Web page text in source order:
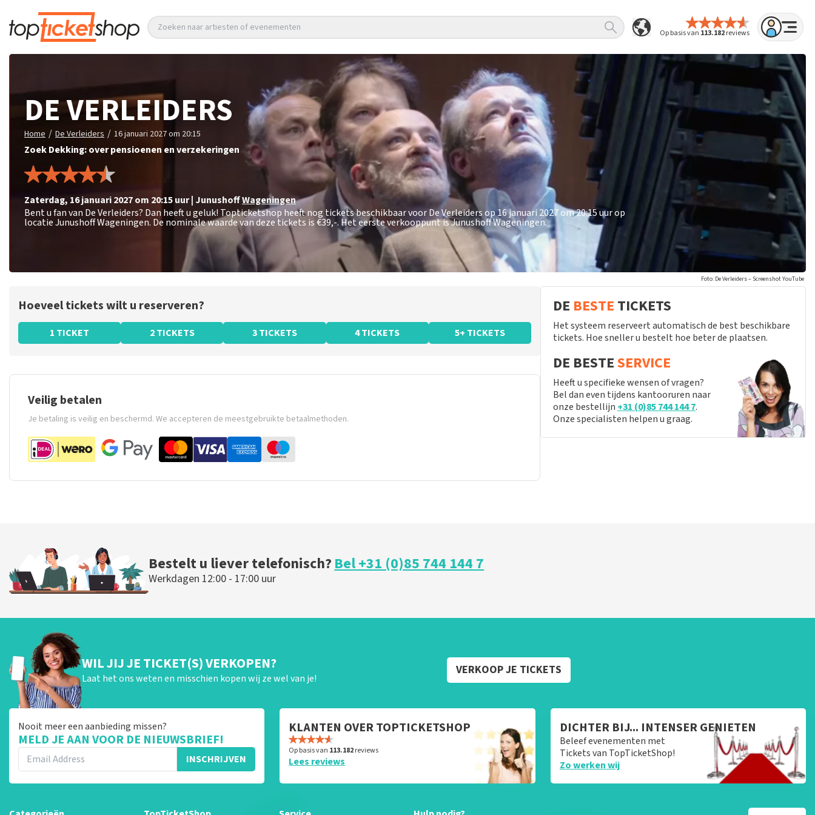
Op basis van 113.182reviews
Zoeken naar artiesten of evenementen
DE VERLEIDERS
Home / De Verleiders / 16 januari 2027 om 20:15
Zoek Dekking: over pensioenen en verzekeringen
zaterdag, 16 januari 2027 om 20:15uur| JunushoffWageningen
Bent u fan van De Verleiders? Dan heeft u geluk! Topticketshop heeft nog tickets beschikbaar voor De Verleiders op 16 januari 2027 om 20:15 uur op
locatie Junushoff Wageningen. De nominale waarde van deze tickets is€39,-. Het eerste verkooppunt is Junushoff Wageningen.
Foto: De Verleiders – Screenshot YouTube
Hoeveel tickets wilt u reserveren?
1 TICKET 2 TICKETS 3 TICKETS 4 TICKETS 5+ TICKETS
Veilig betalen
Je betaling is veilig en beschermd. We accepteren de meestgebruikte betaalmethoden.
DE BESTE TICKETS
Het systeem reserveert automatisch de best beschikbare
tickets. Hoe sneller u bestelt hoe beter de plaatsen.
DE BESTESERVICE
Heeft u specifieke wensen of vragen?
Bel dan even tijdens kantooruren naar
onze bestellijn +31 (0)85 744 144 7.
Onze specialisten helpen u graag.
Bestelt u liever telefonisch?Bel +31 (0)85 744 144 7
Werkdagen 12:00 - 17:00 uur
WIL JIJ JE TICKET(S) VERKOPEN?
Laat het ons weten en misschien kopen wij ze wel van je!
VERKOOP JE TICKETS
Nooit meer een aanbieding missen?
MELD JE AAN VOOR DE NIEUWSBRIEF!
INSCHRIJVEN
KLANTEN OVER TOPTICKETSHOP
Op basis van 113.182reviews
Lees reviews
DICHTER BIJ... INTENSER GENIETEN
Beleef evenementen met
Tickets van TopTicketShop!
Zo werken wij